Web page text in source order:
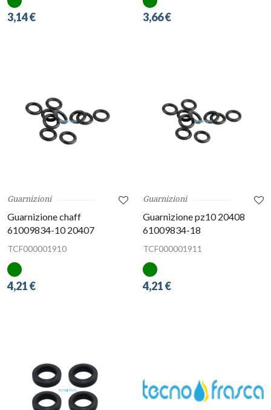
3,14 € 3,66 €
Guarnizioni
Guarnizione chaff
61009834-10 20407
TCF000001910
4,21 €
Guarnizioni
Guarnizione pz10 20408
61009834-18
TCF000001911
4,21 €